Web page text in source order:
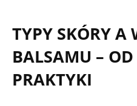
TYPY SKÓRY A
BALSAMU –
PRAKTYKI